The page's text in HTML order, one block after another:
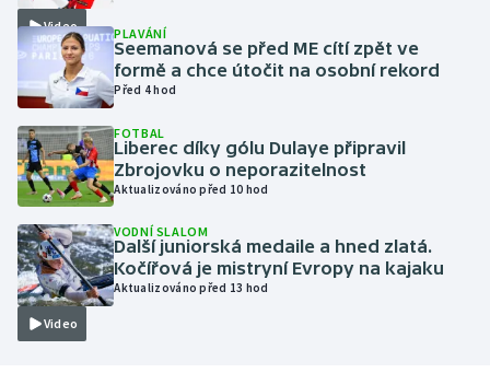
Lyže a snowboard
Moderní pětiboj
Motorsport
Olympijské hry
Parasport
Plavání
Plážový volejbal
Video PLAVÁNÍ
Seemanová se před ME cítí zpět ve
formě a chce útočit na osobní rekord
Před 4 hod
FOTBAL
Liberec díky gólu Dulaye připravil
Zbrojovku o neporazitelnost
Aktualizováno před 10 hod
Video
VODNÍ SLALOM
Další juniorská medaile a hned zlatá.
Kočířová je mistryní Evropy na kajaku
Aktualizováno před 13 hod